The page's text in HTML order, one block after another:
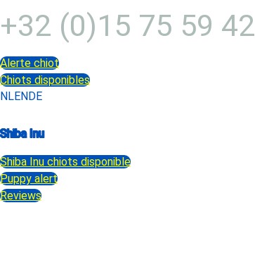
+32 (0)15 75 59 42
Alerte chiot
Chiots disponibles
NLEN DE
Shiba Inu
Shiba Inu chiots disponible
Puppy alert
Reviews